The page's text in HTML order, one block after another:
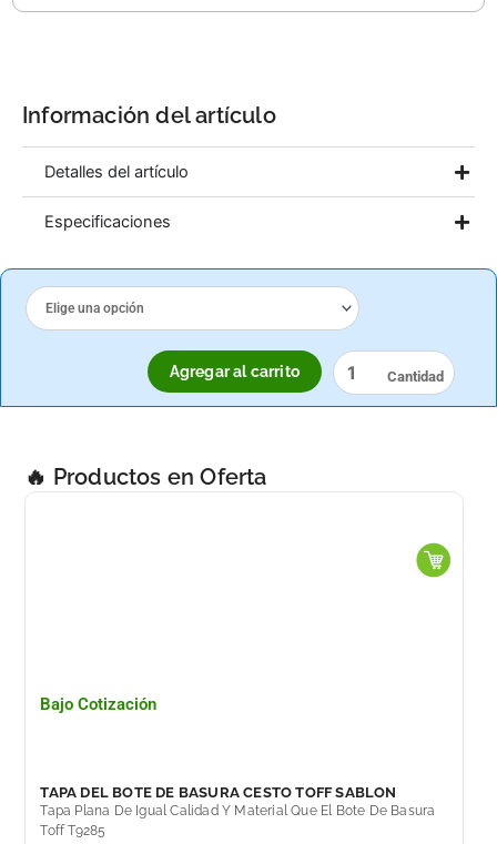
Información del artículo
Detalles del artículo
Especificaciones
ALGIPOOL
POOL
cantidad
Agregar al carrito
🔥 Productos en Oferta
Bajo Cotización
TAPA DEL BOTE DE BASURA CESTO TOFF SABLON
Tapa Plana De Igual Calidad Y Material Que El Bote De Basura
Toff T9285